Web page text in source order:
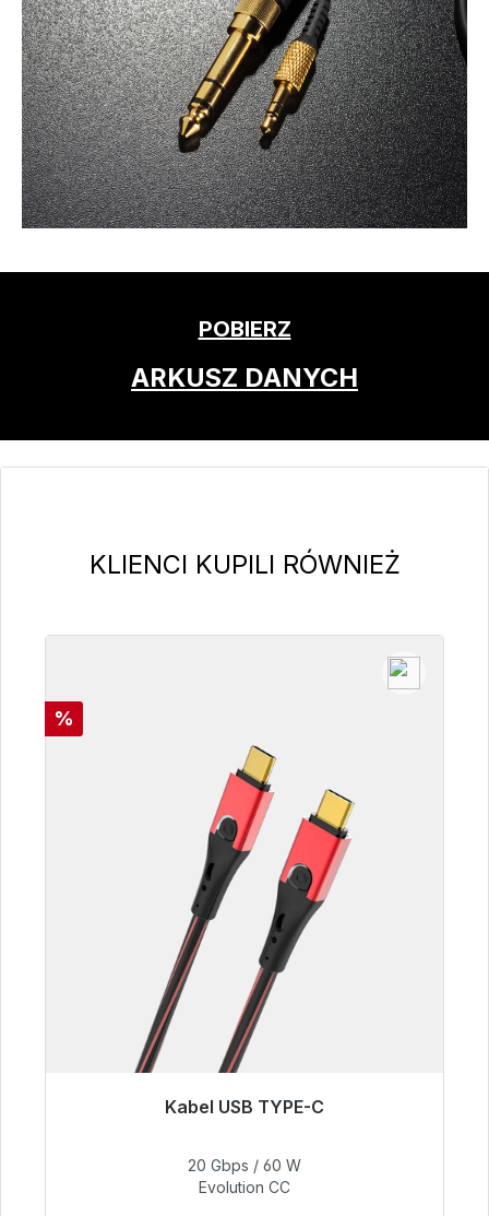
POBIERZ
ARKUSZ DANYCH
Pomiń galerię produktów
KLIENCI KUPILI RÓWNIEŻ
Rabat
%
Kabel USB TYPE-C
dostawy 48h*
20 Gbps / 60 W
Evolution CC